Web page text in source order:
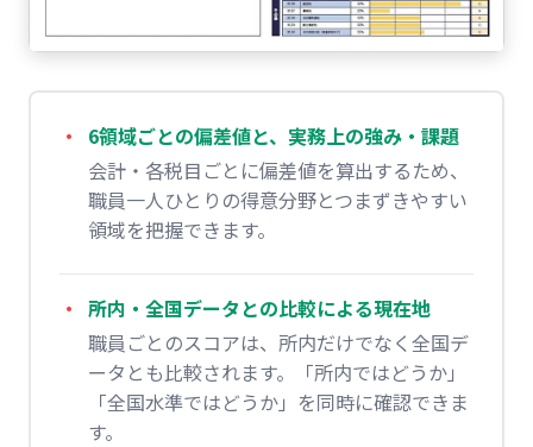
6領域ごとの偏差値と、実務上の強み・課題
会計・各税目ごとに偏差値を算出するため、
職員一人ひとりの得意分野とつまずきやすい
領域を把握できます。
所内・全国データとの比較による現在地
職員ごとのスコアは、所内だけでなく全国デ
ータとも比較されます。「所内ではどうか」
「全国水準ではどうか」を同時に確認できま
す。